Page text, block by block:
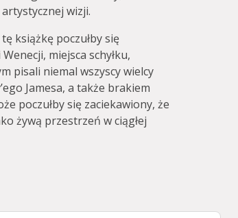
wizji.
książkę poczułby się
miejsca schyłku,
pisali niemal wszyscy wielcy
Jamesa, a także brakiem
poczułby się zaciekawiony, że
żywą przestrzeń w ciągłej